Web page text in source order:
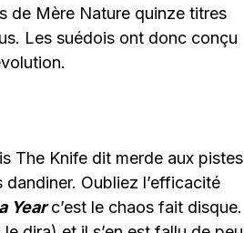
de Mère Nature quinze titres
Les suédois ont donc conçu
The Knife dit merde aux pistes
Oubliez l’efficacité
Yearc’est le chaos fait disque.